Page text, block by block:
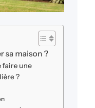
sa maison ?
faire une
?